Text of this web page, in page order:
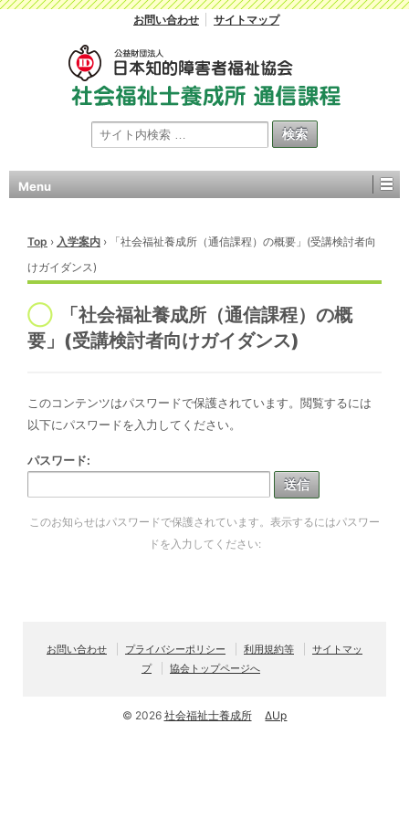
お問い合わせ サイトマップ
Menu
Top › 入学案内 ›
「社会福祉養成所（通信課程）の概要」(受講検討者向
けガイダンス)
「社会福祉養成所（通信課程）の概
要」(受講検討者向けガイダンス)
このコンテンツはパスワードで保護されています。閲覧するには
以下にパスワードを入力してください。
パスワード:
このお知らせはパスワードで保護されています。表示するにはパスワー
ドを入力してください:
お問い合わせ プライバシーポリシー 利用規約等
サイトマッ
プ
協会トップページへ
© 2026 社会福祉士養成所 ΔUp